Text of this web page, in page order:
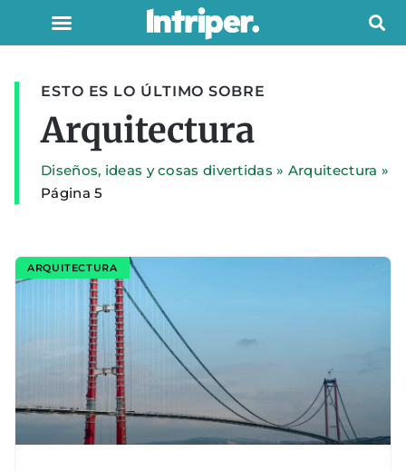
ESTO ES LO ÚLTIMO SOBRE
Arquitectura
Diseños, ideas y cosas divertidas » Arquitectura »
Página 5
ARQUITECTURA